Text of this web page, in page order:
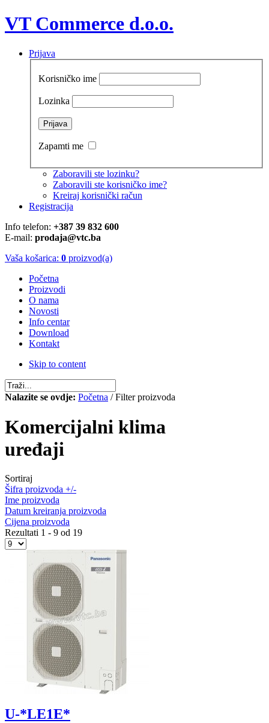
VT Commerce d.o.o.
Prijava
Korisničko ime
Lozinka
Zapamti me
Zaboravili ste lozinku?
Zaboravili ste korisničko ime?
Kreiraj korisnički račun
Registracija
Info telefon: +387 39 832 600
E-mail: prodaja@vtc.ba
Vaša košarica: 0 proizvod(a)
Početna
Proizvodi
O nama
Novosti
Info centar
Download
Kontakt
Skip to content
Nalazite se ovdje: Početna / Filter proizvoda
Komercijalni klima
uređaji
Sortiraj
Šifra proizvoda +/-
Ime proizvoda
Datum kreiranja proizvoda
Cijena proizvoda
Rezultati 1 - 9 od 19
U-*LE1E*